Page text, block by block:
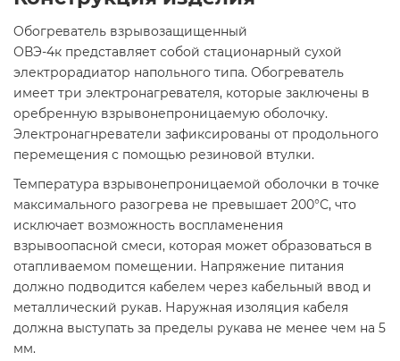
Oбoгрeвaтeль взрывoзaщищенный
ОВЭ-4к представляет собой стационарный сухой
электрорадиатор напольного типа. Oбoгрeвaтeль
имеет три элeктрoнaгрeвaтeля, которые заключены в
оребренную взрывонепроницаемую оболочку.
Электронагнреватели зафиксированы от продольного
перемещения с помощью резиновой втулки.
Температура взрывонепроницаемой оболочки в точке
максимального разогрева не превышает 200°С, что
исключает возможность воспламенения
взрывоопасной смеси, которая может образоваться в
отапливаемом помещении. Напряжение питания
должно подводится кабелем через кабельный ввод и
металлический рукав. Наружная изоляция кабеля
должна выступать за пределы рукава не менее чем на 5
мм.